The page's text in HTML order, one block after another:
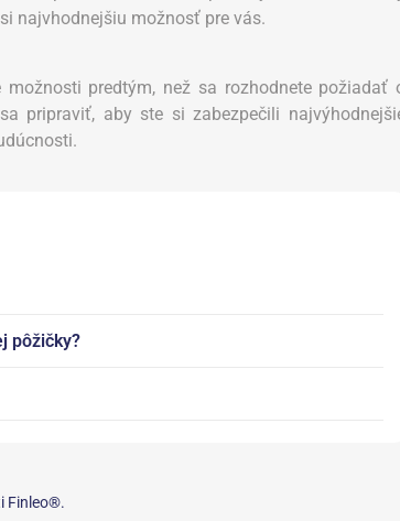
najvhodnejšiu možnosť pre vás.
predtým, než sa rozhodnete požiadať
pripraviť, aby ste si zabezpečili
pôžičky?
Finleo®.